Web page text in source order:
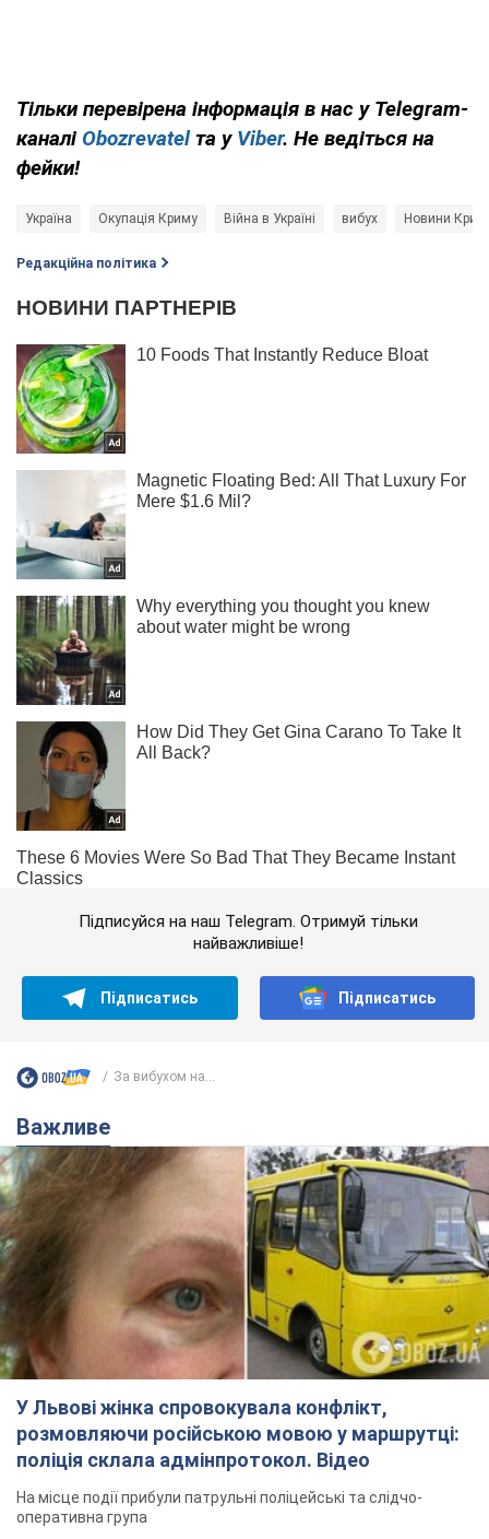
Тільки перевірена інформація в нас у Telegram-
каналі Obozrevatelта у Viber. Не ведіться на
фейки!
Україна Окупація Криму Війна в Україні вибух Новини
Редакційна політика
Підписуйся на наш Telegram. Отримуй тільки
найважливіше!
Підписатись Підписатись
За вибухом на...
Важливе
У Львові жінка спровокувала конфлікт,
розмовляючи російською мовою у маршрутці:
поліція склала адмінпротокол. Відео
На місце події прибули патрульні поліцейські та слідчо-
оперативна група